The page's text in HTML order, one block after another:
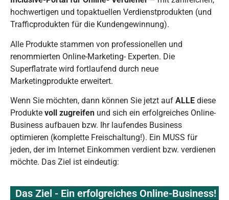
hochwertigen und topaktuellen Verdienstprodukten (und
Trafficprodukten für die Kundengewinnung).
Alle Produkte stammen von professionellen und
renommierten Online-Marketing- Experten. Die
Superflatrate wird fortlaufend durch neue
Marketingprodukte erweitert.
Wenn Sie möchten, dann können Sie jetzt auf ALLE diese
Produkte voll zugreifen und sich ein erfolgreiches Online-
Business aufbauen bzw. Ihr laufendes Business
optimieren (komplette Freischaltung!). Ein MUSS für
jeden, der im Internet Einkommen verdient bzw. verdienen
möchte. Das Ziel ist eindeutig:
Das Ziel - Ein erfolgreiches Online-Business!